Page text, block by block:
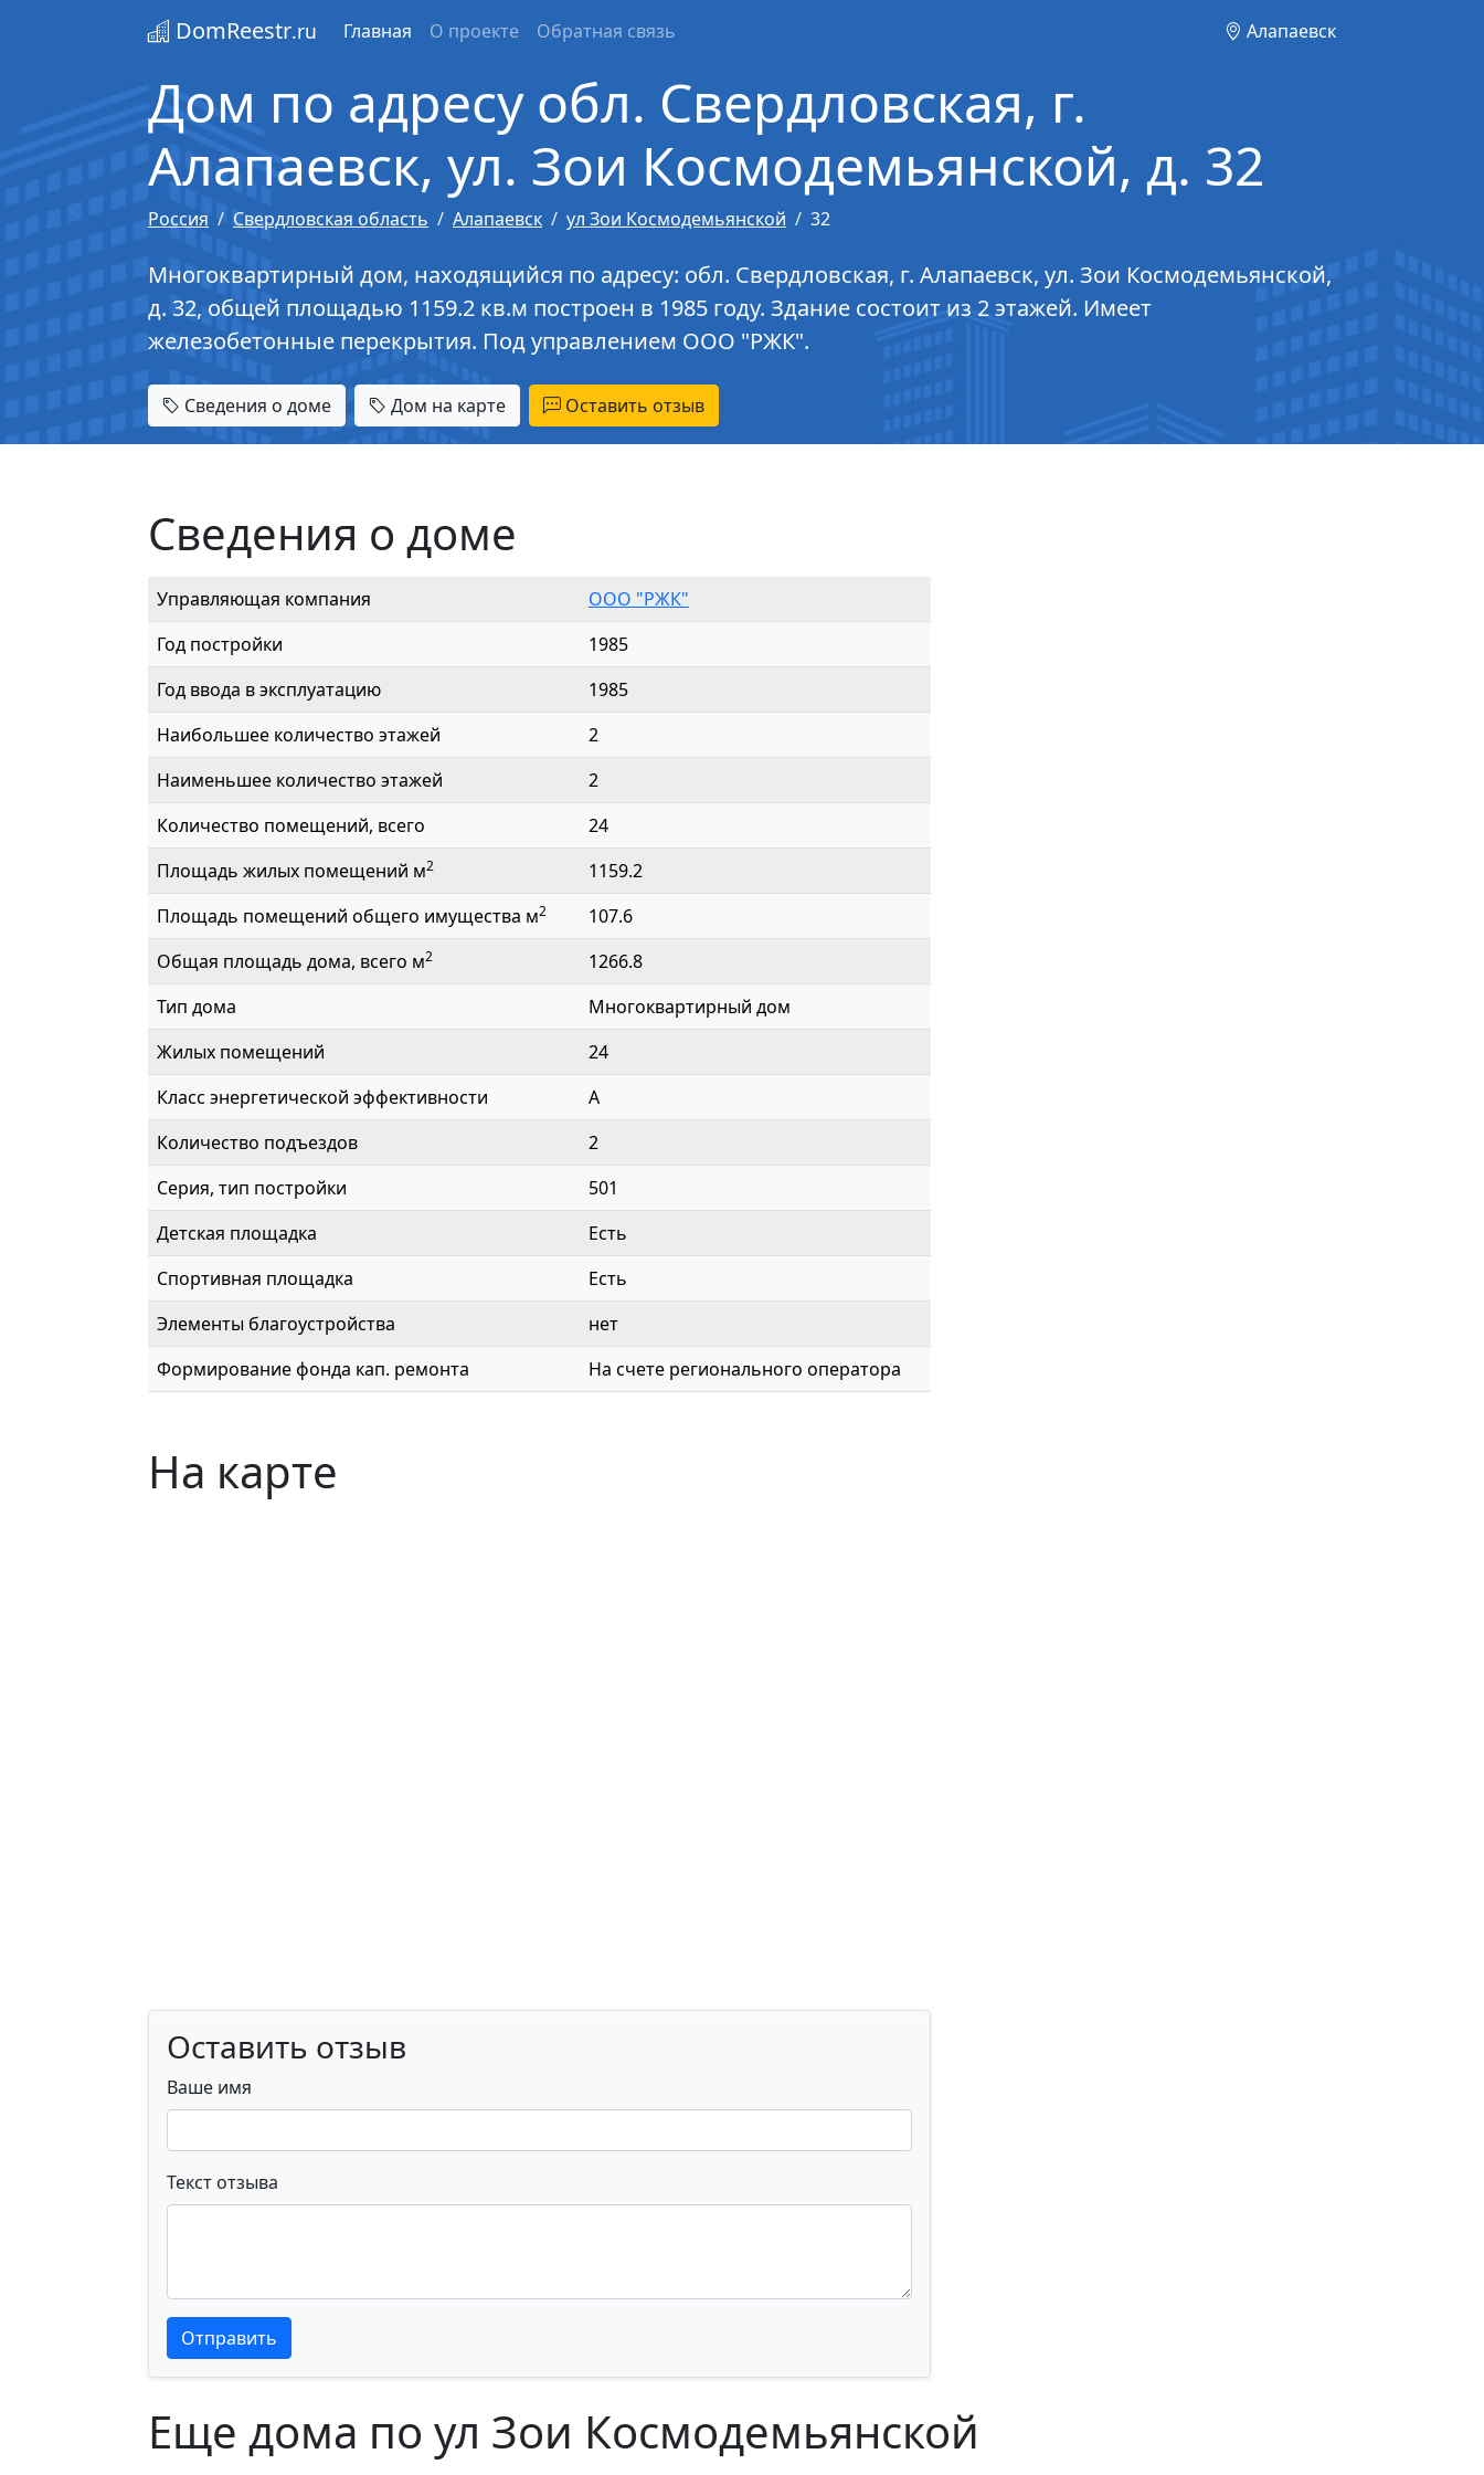
DomReestr.ru Главная О проекте Обратная связь Алапаевск
Дом по адресу обл. Свердловская, г.
Алапаевск, ул. Зои Космодемьянской, д. 32
Россия Свердловская область Алапаевск ул Зои Космодемьянской 32
Многоквартирный дом, находящийся по адресу: обл. Свердловская, г. Алапаевск, ул. Зои Космодемьянской,
д. 32, общей площадью 1159.2 кв.м построен в 1985 году. Здание состоит из 2 этажей. Имеет
железобетонные перекрытия. Под управлением ООО "РЖК".
Сведения о доме Дом на карте Оставить отзыв
Сведения о доме
Управляющая компания
ООО "РЖК"
Год постройки
1985
Год ввода в эксплуатацию
1985
Наибольшее количество этажей
2
Наименьшее количество этажей
2
Количество помещений, всего
24
Площадь жилых помещений м2
1159.2
Площадь помещений общего имущества м2
107.6
Общая площадь дома, всего м2
1266.8
Тип дома
Многоквартирный дом
Жилых помещений
24
Класс энергетической эффективности
A
Количество подъездов
2
Серия, тип постройки
501
Детская площадка
Есть
Спортивная площадка
Есть
Элементы благоустройства
нет
Формирование фонда кап. ремонта
На счете регионального оператора
На карте
Оставить отзыв
Ваше имя
Текст отзыва
Текст отзыва
Текст отзыва
Отправить
Еще дома по ул Зои Космодемьянской